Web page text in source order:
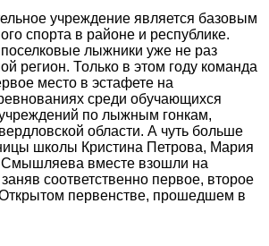
учреждение является базовым
спорта в районе и республике.
лыжники уже не раз
регион. Только в этом году команда
место в эстафете на
среди обучающихся
по лыжным гонкам,
области. А чуть больше
школы Кристина Петрова, Мария
Смышляева вместе взошли на
соответственно первое, второе
Открытом первенстве, прошедшем в